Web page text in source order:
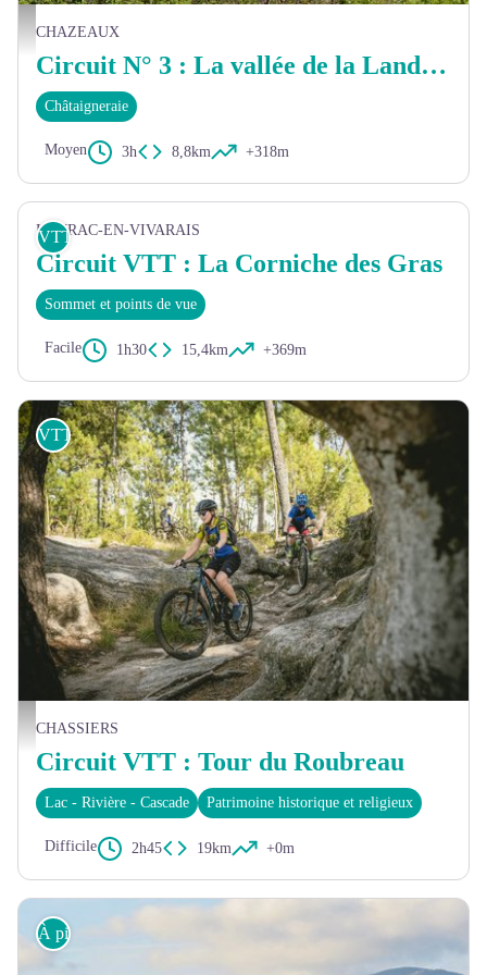
Vue sur Chazeaux - Christian Donin
CHAZEAUX
Circuit N° 3 : La vallée de la Lande et ses hameaux
Châtaigneraie
Moyen 3h 8,8km +318m
VTT
LAURAC-EN-VIVARAIS
Circuit VTT : La Corniche des Gras
Sommet et points de vue
Facile 1h30 15,4km +369m
©Sam Artigau
VTT
CHASSIERS
Circuit VTT : Tour du Roubreau
Lac - Rivière - Cascade Patrimoine historique et religieux
Difficile 2h45 19km +0m
À pied